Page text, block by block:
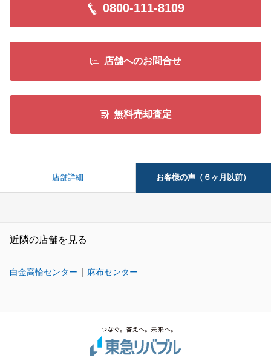
0800-111-8109
店舗へのお問合せ
無料売却査定
店舗詳細 お客様の声（６ヶ月以前）
近隣の店舗を見る
白金高輪センター 麻布センター